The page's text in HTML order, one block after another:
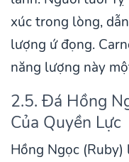
xúc trong lòng,
lượng ứ đọng.
năng lượng này
2.5. Đá Hồng
Của Quyền Lực
Hồng Ngọc